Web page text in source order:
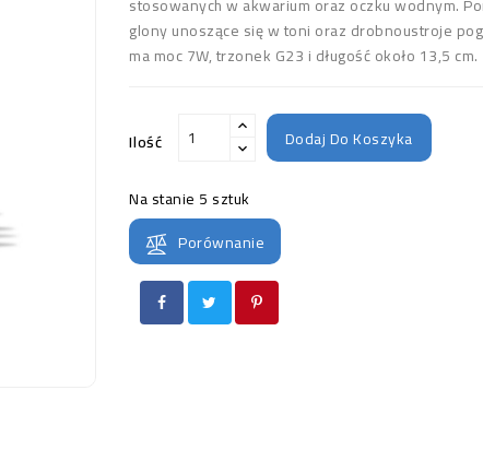
glony unoszące się w toni oraz drobnoustroje
ma moc 7W, trzonek G23 i długość około 13,5 cm.
Ilość Dodaj Do Koszyka
Na stanie 5 sztuk
Porównanie